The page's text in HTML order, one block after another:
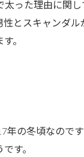
太った理由に関
性とスキャンダ
。
年の冬頃なので
す。